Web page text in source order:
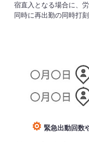
宿直入となる場合に、
同時に再出勤の同時打
⚙ 緊急出動回数